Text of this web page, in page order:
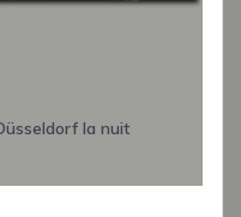
la nuit